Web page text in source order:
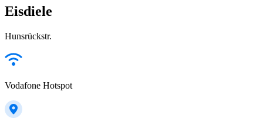
Eisdiele
Hunsrückstr.
Vodafone Hotspot